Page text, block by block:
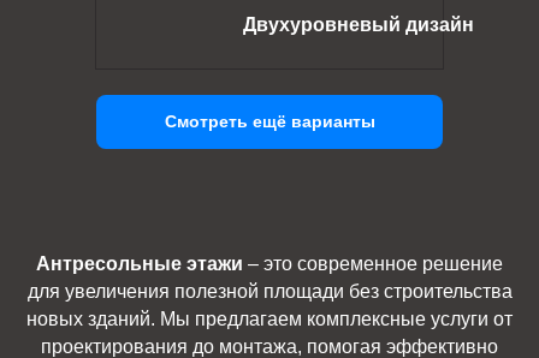
Двухуровневый дизайн
Смотреть ещё варианты
Антресольные этажи – это современное решение
для увеличения полезной площади без строительства
новых зданий. Мы предлагаем комплексные услуги от
проектирования до монтажа, помогая эффективно